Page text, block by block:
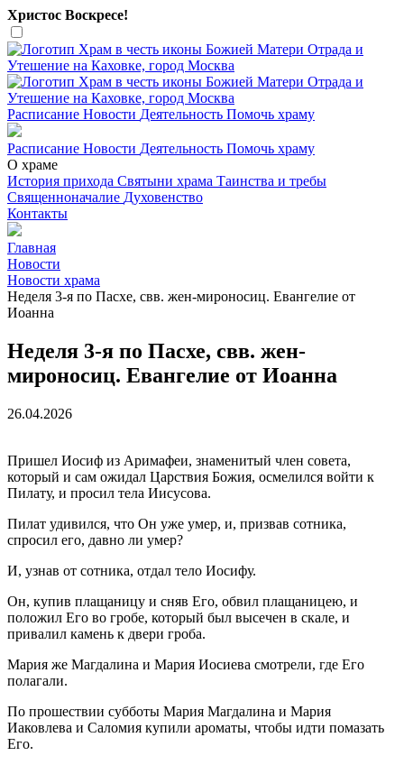
Христос Воскресе!
Расписание Новости Деятельность Помочь храму
Расписание Новости Деятельность Помочь храму
О храме
История прихода Святыни храма Таинства и требы
Священноначалие Духовенство
Контакты
Главная
Новости
Новости храма
Неделя 3-я по Пасхе, свв. жен-мироносиц. Евангелие от
Иоанна
Неделя 3-я по Пасхе, свв. жен-
мироносиц. Евангелие от Иоанна
26.04.2026
Пришел Иосиф из Аримафеи, знаменитый член совета,
который и сам ожидал Царствия Божия, осмелился войти к
Пилату, и просил тела Иисусова.
Пилат удивился, что Он уже умер, и, призвав сотника,
спросил его, давно ли умер?
И, узнав от сотника, отдал тело Иосифу.
Он, купив плащаницу и сняв Его, обвил плащаницею, и
положил Его во гробе, который был высечен в скале, и
привалил камень к двери гроба.
Мария же Магдалина и Мария Иосиева смотрели, где Его
полагали.
По прошествии субботы Мария Магдалина и Мария
Иаковлева и Саломия купили ароматы, чтобы идти помазать
Его.